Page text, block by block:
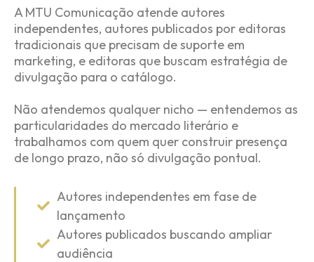
A MTU Comunicação atende autores
independentes, autores publicados por editoras
tradicionais que precisam de suporte em
marketing, e editoras que buscam estratégia de
divulgação para o catálogo.
Não atendemos qualquer nicho — entendemos as
particularidades do mercado literário e
trabalhamos com quem quer construir presença
de longo prazo, não só divulgação pontual.
Autores independentes em fase de
lançamento
Autores publicados buscando ampliar
audiência